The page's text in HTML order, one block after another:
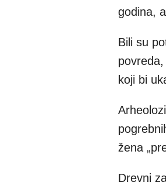
godina,
Bili su
koji bi
žena
Drevni